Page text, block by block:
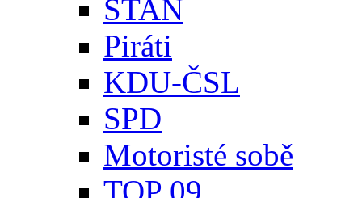
STAN
Piráti
KDU-ČSL
SPD
Motoristé sobě